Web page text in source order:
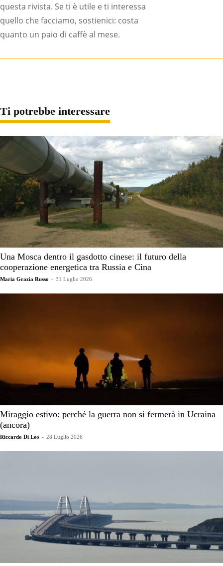
questa rivista. Se ti è utile e ti interessa
quello che facciamo, sostienici: costa
quanto un paio di caffè al mese.
Ti potrebbe interessare
Una Mosca dentro il gasdotto cinese: il futuro della
cooperazione energetica tra Russia e Cina
Maria Grazia Russo - 31 Luglio 2026
Miraggio estivo: perché la guerra non si fermerà in Ucraina
(ancora)
Riccardo Di Leo - 28 Luglio 2026